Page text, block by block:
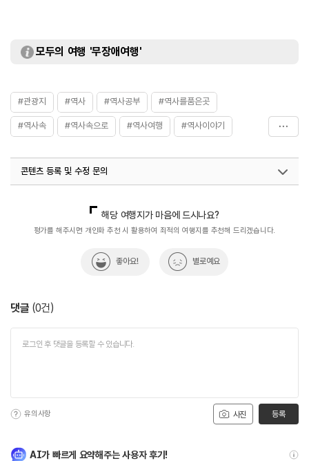
모두의 여행 '무장애여행'
#관광지 #역사 #역사공부 #역사를품은곳
#역사속 #역사속으로 #역사여행 #역사이야기
콘텐츠 등록 및 수정 문의
해당 여행지가 마음에 드시나요?
평가를 해주시면 개인화 추천 시 활용하여 최적의 여행지를 추천해 드리겠습니다.
좋아요! 별로예요
댓글 (0건)
사진
유의사항 등록
AI가 빠르게 요약해주는 사용자 후기!